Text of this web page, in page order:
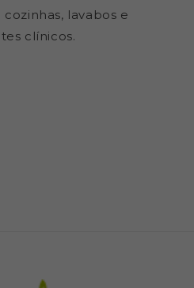
lavabos e
clínicos.